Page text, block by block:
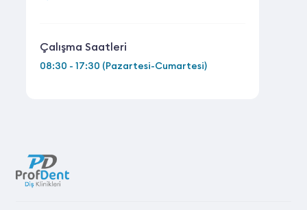
Çalışma Saatleri
08:30 - 17:30 (Pazartesi-Cumartesi)